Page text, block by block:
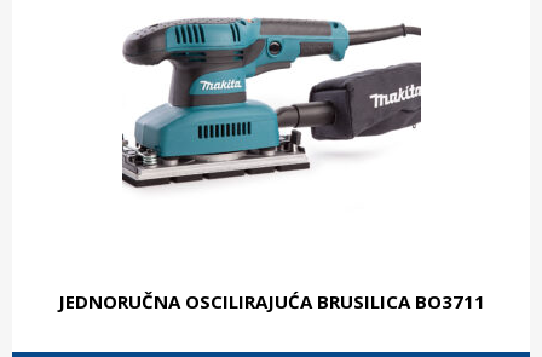
JEDNORUČNA OSCILIRAJUĆA BRUSILICA BO3711